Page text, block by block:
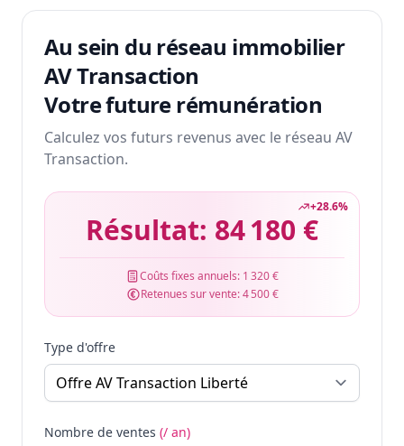
Au sein du réseau immobilier
AV Transaction
Votre future rémunération
Calculez vos futurs revenus avec le réseau AV
Transaction.
+28.6%
Résultat: 84 180 €
Coûts fixes annuels: 1 320 €
Retenues sur vente:4 500 €
Type d'offre
Nombre de ventes (/ an)